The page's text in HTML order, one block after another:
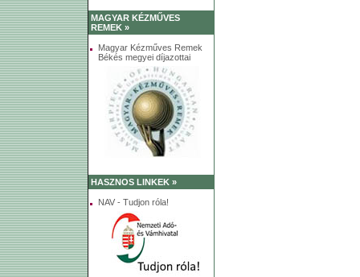
MAGYAR KÉZMŰVES
REMEK »
Magyar Kézműves Remek
Békés megyei díjazottai
HASZNOS LINKEK »
NAV - Tudjon róla!